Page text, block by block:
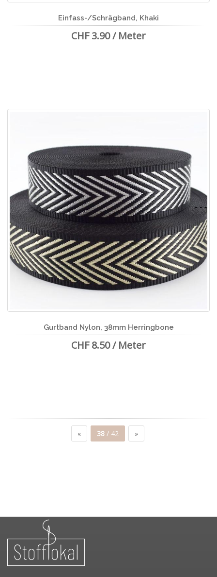
Einfass-/Schrägband, Khaki
CHF 3.90 / Meter
Gurtband Nylon, 38mm Herringbone
CHF 8.50 / Meter
« 38/ 42 »